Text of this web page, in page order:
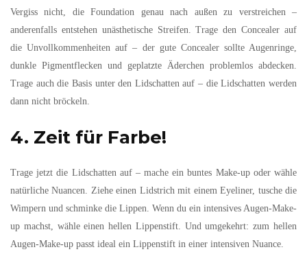
Vergiss nicht, die Foundation genau nach außen zu verstreichen –
anderenfalls entstehen unästhetische Streifen. Trage den Concealer auf
die Unvollkommenheiten auf – der gute Concealer sollte Augenringe,
dunkle Pigmentflecken und geplatzte Äderchen problemlos abdecken.
Trage auch die Basis unter den Lidschatten auf – die Lidschatten werden
dann nicht bröckeln.
4. Zeit für Farbe!
Trage jetzt die Lidschatten auf – mache ein buntes Make-up oder wähle
natürliche Nuancen. Ziehe einen Lidstrich mit einem Eyeliner, tusche die
Wimpern und schminke die Lippen. Wenn du ein intensives Augen-Make-
up machst, wähle einen hellen Lippenstift. Und umgekehrt: zum hellen
Augen-Make-up passt ideal ein Lippenstift in einer intensiven Nuance.